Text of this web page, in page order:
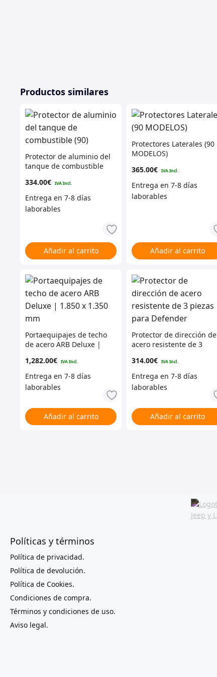
Productos similares
Protector de aluminio del
tanque de combustible
334.00€
Añadir al carrito
Protectores Laterales (90
MODELOS)
365.00€
Añadir al carrito
Portaequipajes de techo
de acero ARB Deluxe |
1,282.00€
Añadir al carrito
Protector de dirección de
acero resistente de 3
314.00€
Añadir al carrito
Políticas y términos
Política de privacidad.
Política de devolución.
Política de Cookies.
Condiciones de compra.
Términos y condiciones de uso.
Aviso legal.